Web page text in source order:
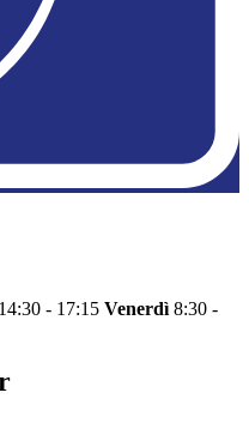
- 17:15 Venerdì 8:30 -